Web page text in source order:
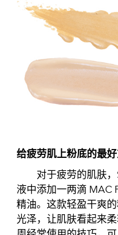
给疲劳肌上粉底的最好
对于疲劳的肌肤，
液中添加一两滴 MAC
精油。这款轻盈干爽
光泽，让肌肤看起来